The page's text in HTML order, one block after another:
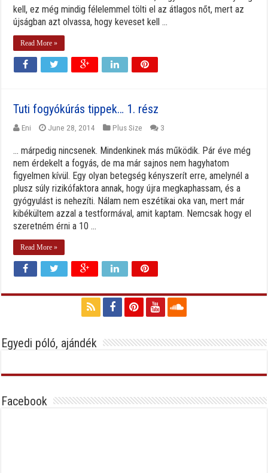
kell, ez még mindig félelemmel tölti el az átlagos nőt, mert az
újságban azt olvassa, hogy keveset kell ...
Read More »
Tuti fogyókúrás tippek… 1. rész
Eni June 28, 2014 Plus Size 3
… márpedig nincsenek. Mindenkinek más működik. Pár éve még
nem érdekelt a fogyás, de ma már sajnos nem hagyhatom
figyelmen kívül. Egy olyan betegség kényszerít erre, amelynél a
plusz súly rizikófaktora annak, hogy újra megkaphassam, és a
gyógyulást is nehezíti. Nálam nem eszétikai oka van, mert már
kibékültem azzal a testformával, amit kaptam. Nemcsak hogy el
szeretném érni a 10 ...
Read More »
Egyedi póló, ajándék
Facebook